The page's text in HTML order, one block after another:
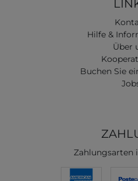
Hilfe &
Über
Buchen Sie
Zahlungsarten